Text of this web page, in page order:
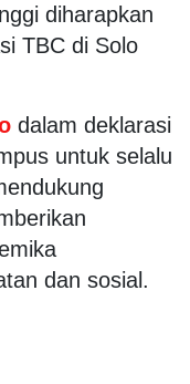
diharapkan
TBC di Solo
dalam deklarasi
untuk selalu
dan sosial.